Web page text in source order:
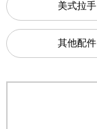
美式拉手
其他配件